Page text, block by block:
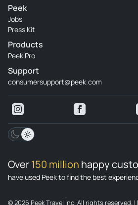
Peek
Jobs
Press Kit
Products
Peek Pro
Support
consumersupport@peek.com
Over150 million happy
have used Peek to find the best
© 2026 Peek Travel Inc. All rights reserved. |